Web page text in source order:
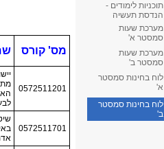
תוכניות לימודים -
הנדסת תעשיה
מערכת שעות
סמסטר א'
מערכת שעות
סמסטר ב'
לוח בחינות סמסטר
א'
לוח בחינות סמסטר
ב'